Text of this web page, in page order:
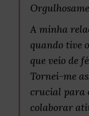
A minha
quando tive
que veio de
Tornei-me
crucial para
colaborar